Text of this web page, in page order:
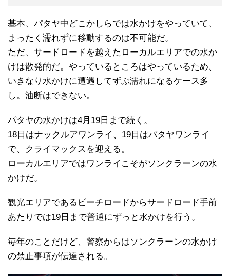
基本、パタヤ中どこかしらでは水かけをやっていて、
まったく濡れずに移動するのは不可能だ。
ただ、サードロードを越えたローカルエリアでの水か
けは散発的だ。やっているところはやっているため、
いきなり水かけに遭遇してずぶ濡れになるケース多
し。油断はできない。
パタヤの水かけは4月19日まで続く。
18日はナックルアワンライ、19日はパタヤワンライ
で、クライマックスを迎える。
ローカルエリアではワンライこそがソンクラーンの水
かけだ。
観光エリアであるビーチロードからサードロード手前
あたりでは19日まで普通にずっと水かけを行う。
毎年のことだけど、警察からはソンクラーンの水かけ
の禁止事項が伝達される。